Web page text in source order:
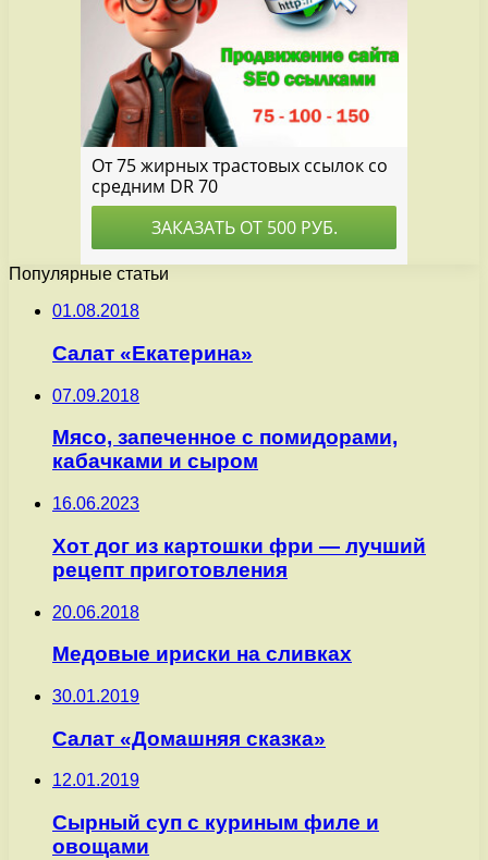
Популярные статьи
01.08.2018
Салат «Екатерина»
07.09.2018
Мясо, запеченное с помидорами,
кабачками и сыром
16.06.2023
Хот дог из картошки фри — лучший
рецепт приготовления
20.06.2018
Медовые ириски на сливках
30.01.2019
Салат «Домашняя сказка»
12.01.2019
Сырный суп с куриным филе и
овощами